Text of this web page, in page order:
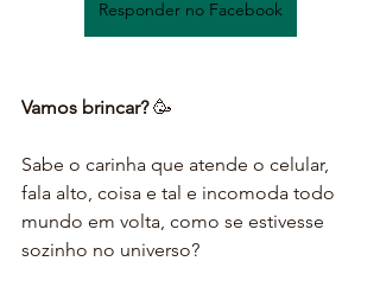
Responder no Facebook
Vamos brincar? 🥳
Sabe o carinha que atende o celular,
fala alto, coisa e tal e incomoda todo
mundo em volta, como se estivesse
sozinho no universo?